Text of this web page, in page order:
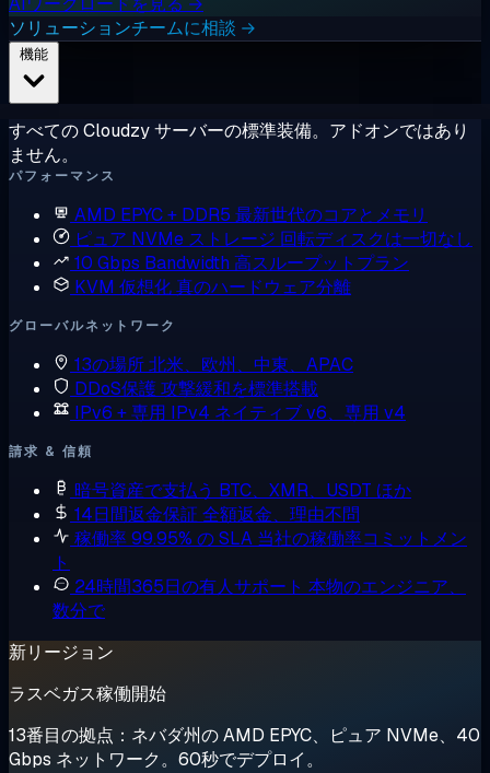
ソリューションチームに相談 →
すべての Cloudzy サーバーの標準装備。アドオンではあり
ません。
パフォーマンス
AMD EPYC + DDR5 最新世代のコアとメモリ
ピュア NVMe ストレージ 回転ディスクは一切なし
10 Gbps Bandwidth 高スループットプラン
KVM 仮想化真のハードウェア分離
グローバルネットワーク
13の場所北米、欧州、中東、APAC
DDoS保護攻撃緩和を標準搭載
IPv6 + 専用 IPv4 ネイティブ v6、専用 v4
請求 & 信頼
暗号資産で支払う BTC、XMR、USDT ほか
14日間返金保証 全額返金、理由不問
稼働率 99.95% の SLA 当社の稼働率コミットメン
ト
24時間365日の有人サポート 本物のエンジニア、
数分で
新リージョン
ラスベガス稼働開始
13番目の拠点：ネバダ州の AMD EPYC、ピュア NVMe、40
Gbps ネットワーク。60秒でデプロイ。